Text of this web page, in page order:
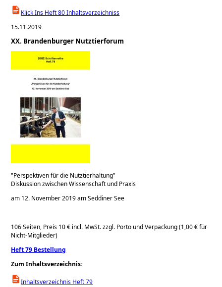
Klick Ins Heft 80 Inhaltsverzeichniss
15.11.2019
XX. Brandenburger Nutztierforum
Perspektiven für die Nutztierhaltung
Diskussion zwischen Wissenschaft und Praxis
am 12. November 2019 am Seddiner See
106 Seiten, Preis 10 € incl. MwSt. zzgl. Porto und Verpackung (1,00 € für
Nicht-Mitglieder)
Heft 79 Bestellung
Zum Inhaltsverzeichnis:
Inhaltsverzeichnis Heft 79